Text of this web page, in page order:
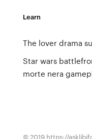
Learn
The lover drama
Star wars
morte nera
© 2019 https://